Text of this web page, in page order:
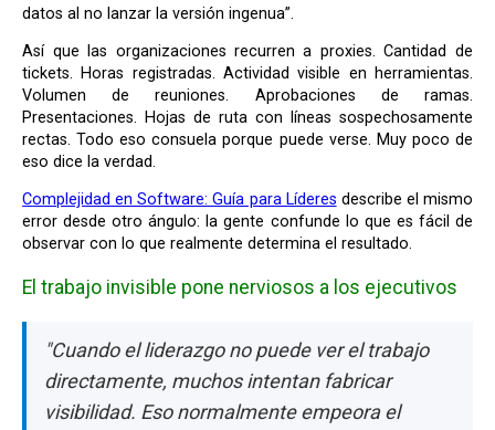
datos al no lanzar la versión ingenua”.
Así que las organizaciones recurren a proxies. Cantidad de
tickets. Horas registradas. Actividad visible en herramientas.
Volumen de reuniones. Aprobaciones de ramas.
Presentaciones. Hojas de ruta con líneas sospechosamente
rectas. Todo eso consuela porque puede verse. Muy poco de
eso dice la verdad.
Complejidad en Software: Guía para Líderes describe el mismo
error desde otro ángulo: la gente confunde lo que es fácil de
observar con lo que realmente determina el resultado.
El trabajo invisible pone nerviosos a los ejecutivos
"Cuando el liderazgo no puede ver el trabajo
directamente, muchos intentan fabricar
visibilidad. Eso normalmente empeora el